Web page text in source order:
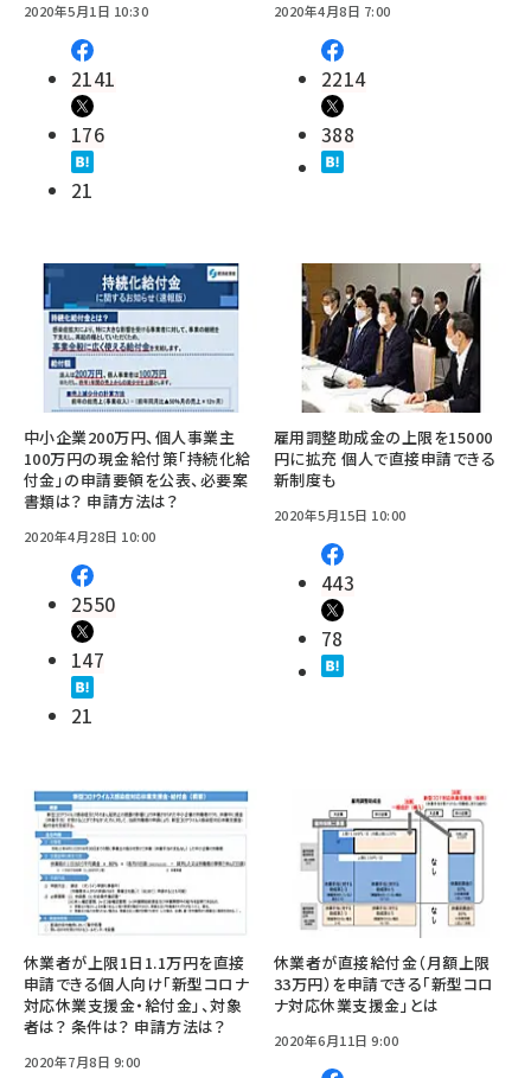
2020年5月1日 10:30
2141
176
21
2020年4月8日 7:00
2214
388
中小企業200万円、個人事業主
100万円の現金給付策「持続化給
付金」の申請要領を公表、必要案
書類は？ 申請方法は？
2020年4月28日 10:00
2550
147
21
雇用調整助成金の上限を15000
円に拡充 個人で直接申請できる
新制度も
2020年5月15日 10:00
443
78
休業者が上限1日1.1万円を直接
申請できる個人向け「新型コロナ
対応休業支援金・給付金」、対象
者は？ 条件は？ 申請方法は？
2020年7月8日 9:00
休業者が直接給付金（月額上限
33万円）を申請できる「新型コロ
ナ対応休業支援金」とは
2020年6月11日 9:00